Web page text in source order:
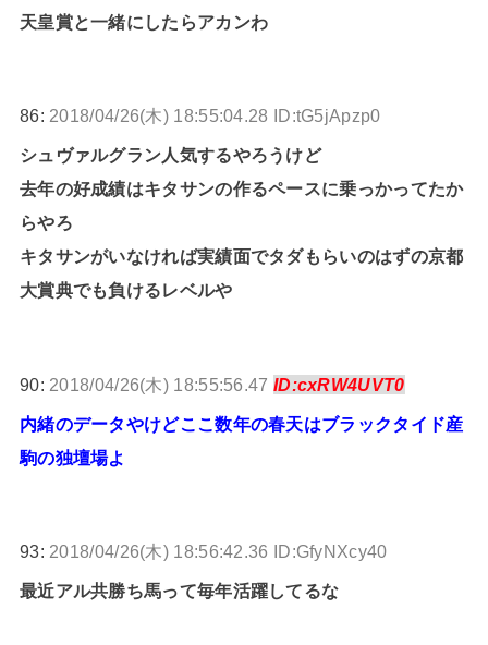
天皇賞と一緒にしたらアカンわ
86: 2018/04/26(木) 18:55:04.28 ID:tG5jApzp0
シュヴァルグラン人気するやろうけど
去年の好成績はキタサンの作るペースに乗っかってたか
らやろ
キタサンがいなければ実績面でタダもらいのはずの京都
大賞典でも負けるレベルや
90: 2018/04/26(木) 18:55:56.47 ID:cxRW4UVT0
内緒のデータやけどここ数年の春天はブラックタイド産
駒の独壇場よ
93: 2018/04/26(木) 18:56:42.36 ID:GfyNXcy40
最近アル共勝ち馬って毎年活躍してるな